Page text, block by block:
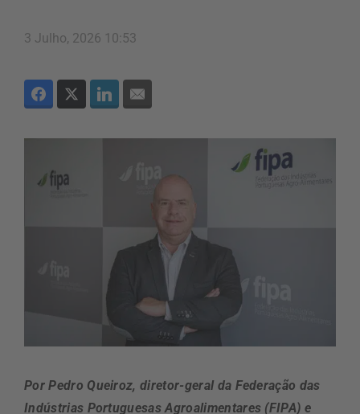
3 Julho, 2026 10:53
Por Pedro Queiroz, diretor-geral da Federação das
Indústrias Portuguesas Agroalimentares (FIPA) e